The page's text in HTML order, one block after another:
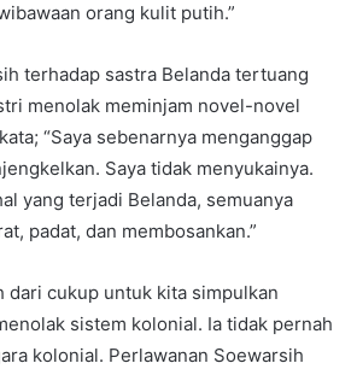
orang kulit putih.”
terhadap sastra Belanda tertuang
menolak meminjam novel-novel
“Saya sebenarnya menganggap
Saya tidak menyukainya.
yang terjadi Belanda, semuanya
padat, dan membosankan.”
dari cukup untuk kita simpulkan
sistem kolonial. Ia tidak pernah
kolonial. Perlawanan Soewarsih